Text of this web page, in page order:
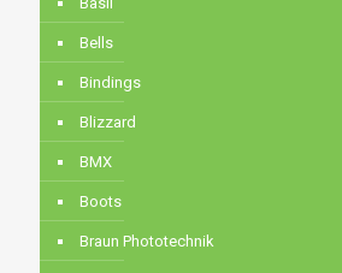
Bells
Bindings
Blizzard
BMX
Boots
Braun Phototechnik